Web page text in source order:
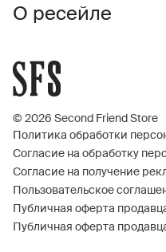
О ресейле
© 2026 Second Friend Store
Политика обработки
Согласие на обработку
Согласие на получение
Пользовательское
Публичная оферта
Публичная оферта